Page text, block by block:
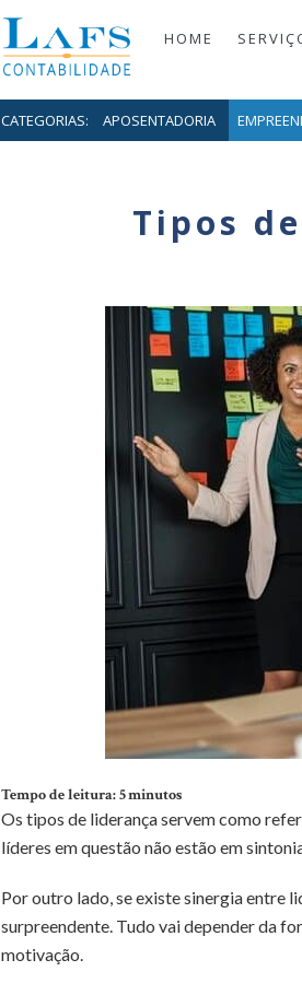
HOME
CATEGORIAS: APOSENTADORIA
Tipos
Tempo de leitura:5minutos
Os tipos de liderança servem como
líderes em questão não estão em
Por outro lado, se existe sinergia entre
surpreendente. Tudo vai depender da
motivação.